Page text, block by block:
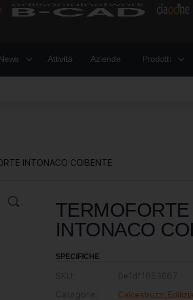
Attività Aziende Prodotti
INTONACO COIBENTE
TERMOFORTE
INTONACO
SPECIFICHE
Calcestruzzi Edilizia